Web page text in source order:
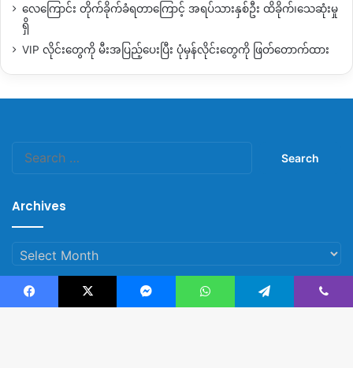
လေကြောင်း တိုက်ခိုက်ခံရတာကြောင့် အရပ်သားနှစ်ဦး ထိခိုက်၊သေဆုံးမှု
ရှိ
VIP လိုင်းတွေကို မီးအပြည့်ပေးပြီး ပုံမှန်လိုင်းတွေကို ဖြတ်တောက်ထား
Archives
Archives
Facebook X Messenger WhatsApp Telegram Viber